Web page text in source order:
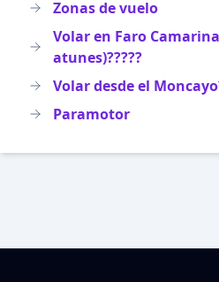
Zonas de vuelo
Volar en Faro
atunes)?????
Volar desde el
Paramotor